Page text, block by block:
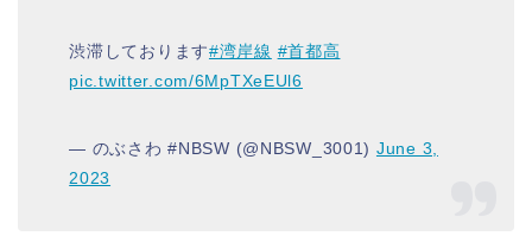
渋滞しております#湾岸線 #首都高
pic.twitter.com/6MpTXeEUl6
— のぶさわ #NBSW (@NBSW_3001) June 3,
2023